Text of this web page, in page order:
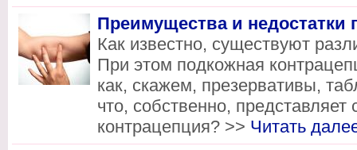
Преимущества и недостатки
Как известно, существуют
При этом подкожная
как, скажем, презервативы,
что, собственно,
контрацепция? >> Читать